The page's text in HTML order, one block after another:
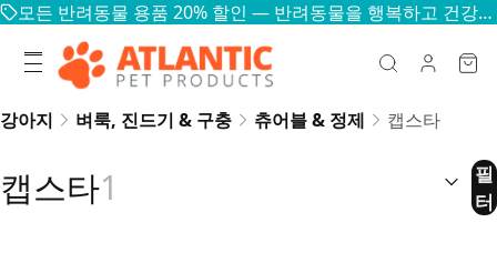
모든 반려동물 용품 20% 할인 — 반려동물을 행복하고 건강하게
강아지 벼룩, 진드기 & 구충 츄어블 & 정제 캡스타
캡스타1 (선
필
터